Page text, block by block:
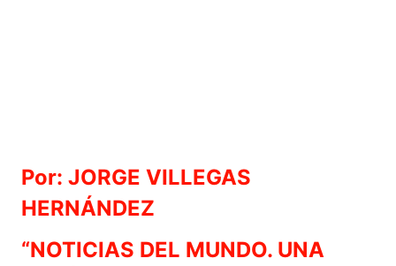
Por: JORGE VILLEGAS
HERNÁNDEZ
“NOTICIAS DEL MUNDO. UNA